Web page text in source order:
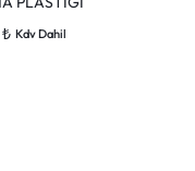
₺ Kdv Dahil